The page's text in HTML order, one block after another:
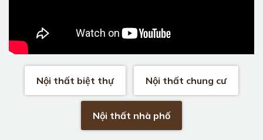
Nội thất biệt thự Nội thất chung cư
Nội thất nhà phố